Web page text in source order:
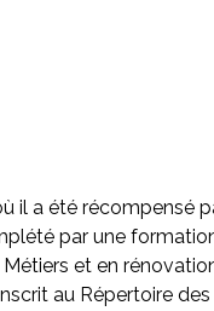
il a été récompensé
par une
Métiers et en
au Répertoire des